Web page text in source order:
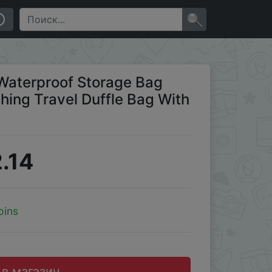
With Thick Handle
Storage Bag
Travel Duffle Bag With